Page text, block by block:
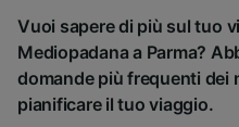
Vuoi sapere di più sul tuo
Mediopadana a Parma?
domande più frequenti dei
pianificare il tuo viaggio.